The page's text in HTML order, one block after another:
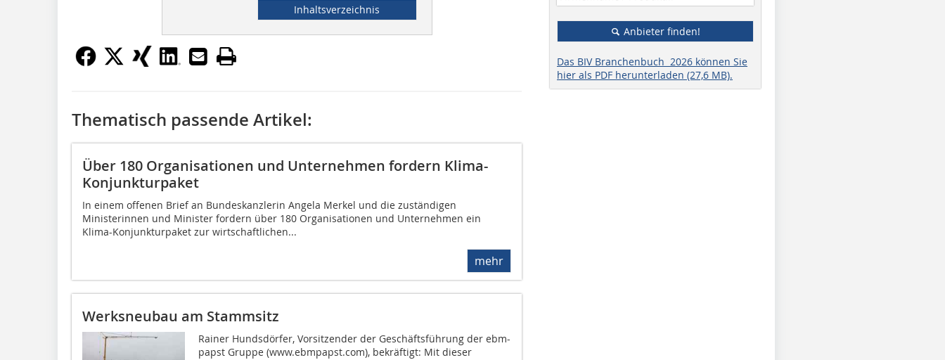
Inhaltsverzeichnis
Thematisch passende Artikel:
Über 180 Organisationen und Unternehmen fordern Klima-
Konjunkturpaket
In einem offenen Brief an Bundeskanzlerin Angela Merkel und die zuständigen
Ministerinnen und Minister fordern über 180 Organisationen und Unternehmen ein
Klima-Konjunkturpaket zur wirtschaftlichen...
mehr
Werksneubau am Stammsitz
Rainer Hundsdörfer, Vorsitzender der Geschäftsführung der ebm-
papst Gruppe (www.ebmpapst.com), bekräftigt: Mit dieser
Anbieter finden!
Das BIV Branchenbuch 2026 können Sie
hier als PDF herunterladen (27,6 MB).